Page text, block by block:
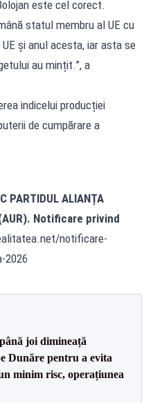
este cel corect.
statul membru al UE cu
și anul acesta, iar asta se
au mințit.”, a
indicelui producției
de cumpărare a
PARTIDUL ALIANȚA
(AUR). Notificare privind
notificare-
2026
joi dimineață
Dunăre pentru a evita
minim risc, operațiunea